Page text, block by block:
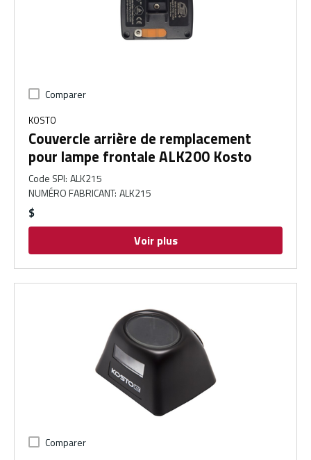
Comparer
KOSTO
Couvercle arrière de remplacement
pour lampe frontale ALK200 Kosto
Code SPI: ALK215
NUMÉRO FABRICANT: ALK215
$
Voir plus
Comparer